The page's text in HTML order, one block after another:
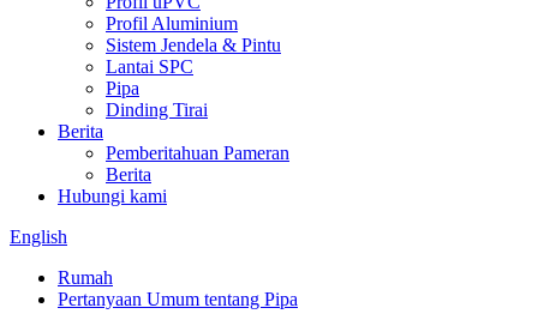
Profil Aluminium
Sistem Jendela & Pintu
Lantai SPC
Pipa
Dinding Tirai
Berita
Pemberitahuan Pameran
Berita
Hubungi kami
English
Rumah
Pertanyaan Umum tentang Pipa